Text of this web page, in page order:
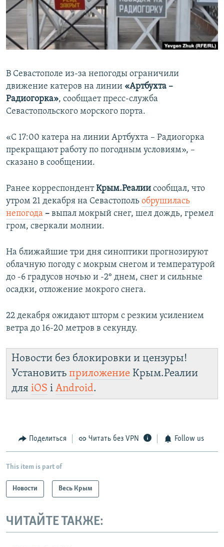
ПОБЕДИТЕЛЕЙ НЕ СУДЯТ?
КРЫМ.НЕПОКОРЕННЫЙ
ELIFBE
ПРИСОЕДИНЯЙТЕСЬ!
Все сайты RFE/RL
В Севастополе из-за непогоды ограничили
движение катеров на линии «Артбухта –
Радиогорка», сообщает пресс-служба
Севастопольского морского порта.
«С 17:00 катера на линии Артбухта – Радиогорка
прекращают работу по погодным условиям», –
сказано в сообщении.
Ранее корреспондентКрым.Реалии сообщал, что
утром 21 декабря на Севастополь обрушилась
непогода – выпал мокрый снег, шел дождь, гремел
гром, сверкали молнии.
На ближайшие три дня синоптики прогнозируют
облачную погоду с мокрым снегом и температурой
до -6 градусов ночью и -2° днем, снег и сильные
осадки, отложение мокрого снега.
22 декабря ожидают шторм с резким усилением
ветра до 16-20 метров в секунду.
Новости без блокировки и цензуры!
Установить приложение Крым.Реалии
для iOS і Android.
Поделиться Читать без VPN Follow us
This item is part of
Новости Весь Крым
ЧИТАЙТЕ ТАКЖЕ: